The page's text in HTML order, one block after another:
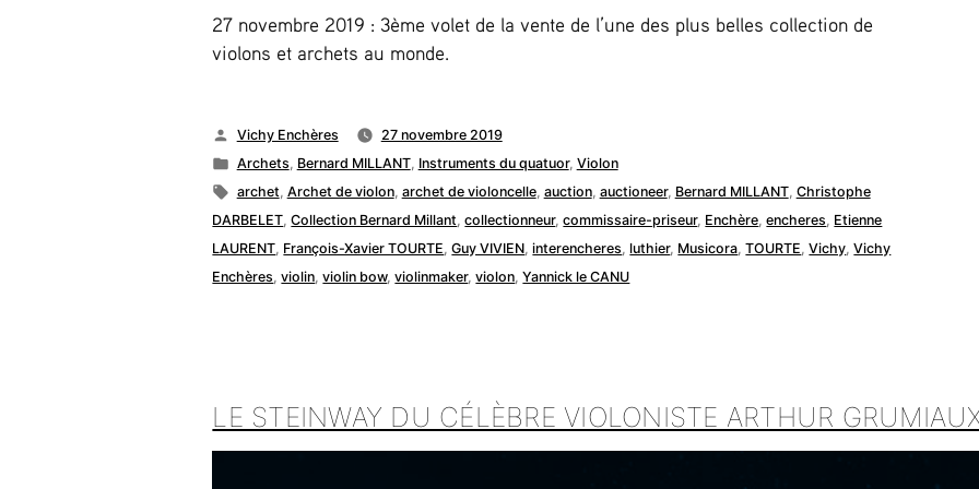
27 novembre 2019 : 3ème volet de la vente de l’une des plus belles collection de
violons et archets au monde.
Publié
par
Vichy Enchères
27 novembre 2019
Publié
dans
Archets Bernard MILLANT, Instruments du quatuor, Violon
Étiquettes :
archet Archet de violon, archet de violoncelle, auction, auctioneer, Bernard MILLANT, Christophe
DARBELET ,Collection Bernard Millant ,collectionneur,commissaire-priseur, Enchère ,encheres Etienne
LAURENT François-Xavier TOURTE ,Guy VIVIEN ,interencheres ,luthier, Musicora ,TOURTE ,Vichy ,Vichy
Enchères ,violin ,violin bow,violinmaker,violon ,Yannick le CANU
LE STEINWAY DU CÉLÈBRE VIOLONISTE ARTHUR